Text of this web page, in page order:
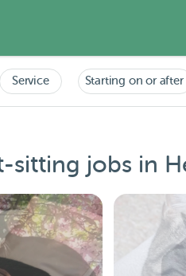
Service Starting on or after
sitting jobs in